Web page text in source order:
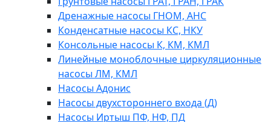
Дренажные насосы ГНОМ, АНС
Конденсатные насосы КС, НКУ
Консольные насосы К, КМ, КМЛ
Линейные моноблочные циркуляционные
насосы ЛМ, КМЛ
Насосы Адонис
Насосы двухстороннего входа (Д)
Насосы Иртыш ПФ, НФ, ПД